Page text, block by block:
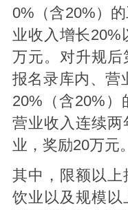
0%（含20%）
业收入增长20%
万元。对升规后
报名录库内、营
20%（含20%）
营业收入连续两
业，奖励20万元。
其中，限额以上
饮业以及规模以